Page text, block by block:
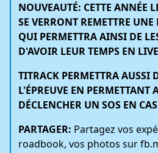
NOUVEAUTÉ: CETTE ANNÉE
SE VERRONT REMETTRE
QUI PERMETTRA AINSI DE
D'AVOIR LEUR TEMPS EN
TITRACK PERMETTRA AUSSI
L'ÉPREUVE EN PERMETTANT
DÉCLENCHER UN SOS EN
PARTAGER: Partagez vos
roadbook, vos photos sur